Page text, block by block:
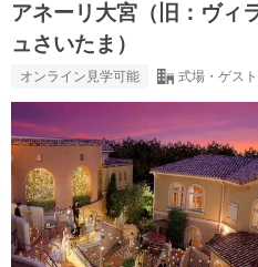
アネーリ大宮（旧：ヴィ
ュさいたま）
オンライン見学可能 式場・ゲス